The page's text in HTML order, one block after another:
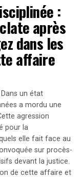
lui, l’équipe
que Tony
la série
ce projet bien
d’un travail
Brittany
plainte
avait
un débat
»
:
après
dans les
affaire
un état
a mordu une
agression
pour la
elle fait face au
sur procès-
devant la justice.
de cette affaire et